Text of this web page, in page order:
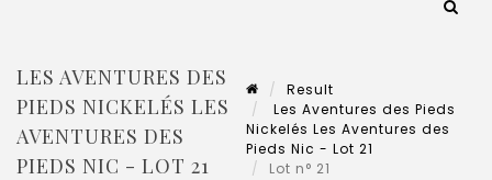
LES AVENTURES DES
PIEDS NICKELÉS LES
AVENTURES DES
PIEDS NIC - LOT 21
Result
Les Aventures des Pieds
Nickelés Les Aventures des
Pieds Nic - Lot 21
Lot n° 21